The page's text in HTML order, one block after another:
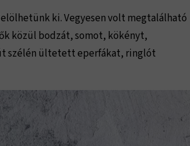
ki. Vegyesen volt megtalálható
közül bodzát, somot, kökényt,
szélén ültetett eperfákat, ringlót